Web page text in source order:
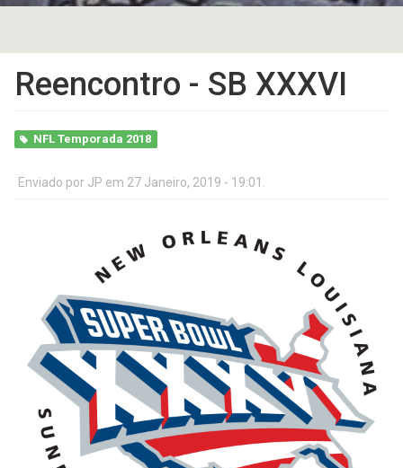
Reencontro - SB XXXVI
NFL Temporada 2018
Enviado por JP em 27 Janeiro, 2019 - 19:01.